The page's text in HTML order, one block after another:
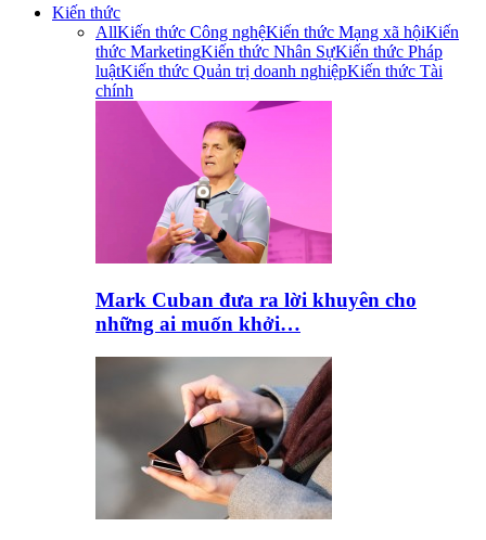
Kiến thức
AllKiến thức Công nghệKiến thức Mạng xã hộiKiến
thức MarketingKiến thức Nhân SựKiến thức Pháp
luậtKiến thức Quản trị doanh nghiệpKiến thức Tài
chính
Mark Cuban đưa ra lời khuyên cho
những ai muốn khởi…